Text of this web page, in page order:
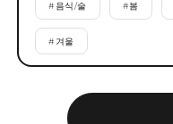
#음식/술 #봄
# 겨울